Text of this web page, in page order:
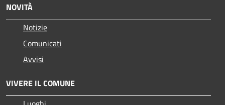
NOVITÀ
Notizie
Comunicati
Avvisi
VIVERE IL COMUNE